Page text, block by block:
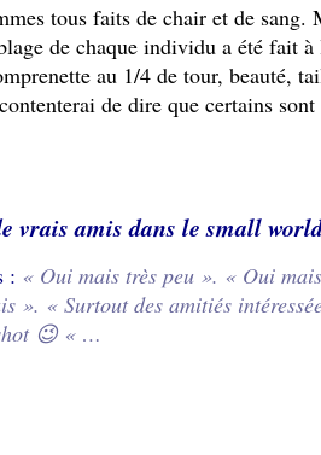
tous faits de chair et de sang.
de chaque individu a été fait
au 1/4 de tour, beauté,
de dire que certains
vrais amis dans le small
: « Oui mais très peu ». « Oui
». « Surtout des amitiés
😉 « …